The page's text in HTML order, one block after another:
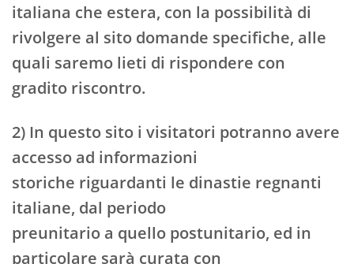
italiana che estera, con la possibilità di
rivolgere al sito domande specifiche, alle
quali saremo lieti di rispondere con
gradito riscontro.
2) In questo sito i visitatori potranno avere
accesso ad informazioni
storiche riguardanti le dinastie regnanti
italiane, dal periodo
preunitario a quello postunitario, ed in
particolare sarà curata con